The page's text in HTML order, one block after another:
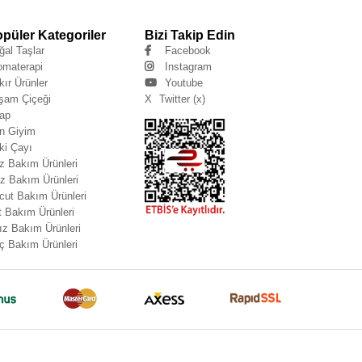
Kategoriler
Taşlar
Ürünler
Çiçeği
Giyim
Çayı
Bakım Ürünleri
Bakım Ürünleri
Bakım Ürünleri
Bakım Ürünleri
Bakım Ürünleri
Bakım Ürünleri
Bizi Takip Edin
Facebook
Instagram
Youtube
X
Twitter (x)